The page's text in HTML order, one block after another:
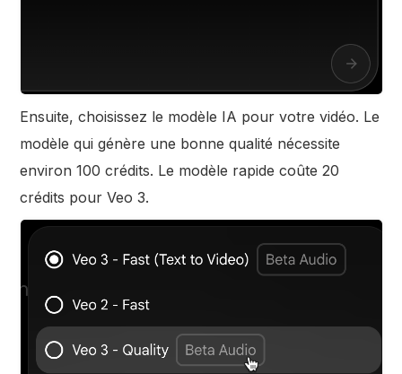
Ensuite, choisissez le modèle IA pour votre vidéo. Le
modèle qui génère une bonne qualité nécessite
environ 100 crédits. Le modèle rapide coûte 20
crédits pour Veo 3.